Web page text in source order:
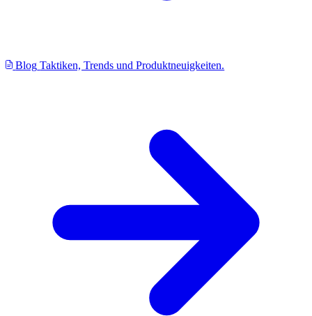
Blog Taktiken, Trends und Produktneuigkeiten.